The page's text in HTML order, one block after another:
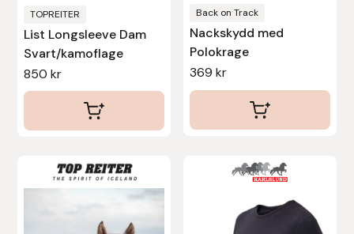
TOPREITER
List Longsleeve Dam
Svart/kamoflage
850kr
produktsidan
Back on Track
Nackskydd med
Polokrage
369 kr
produktsidan
här
produkten
Tekna
Tidningen Ridsport Island
Trikem